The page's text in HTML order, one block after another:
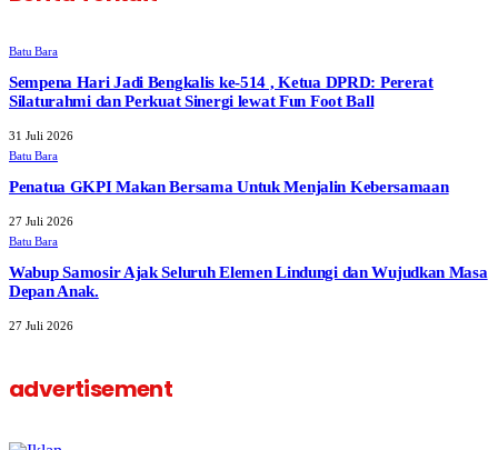
Batu Bara
Sempena Hari Jadi Bengkalis ke-514 , Ketua DPRD: Pererat
Silaturahmi dan Perkuat Sinergi lewat Fun Foot Ball
31 Juli 2026
Batu Bara
Penatua GKPI Makan Bersama Untuk Menjalin Kebersamaan
27 Juli 2026
Batu Bara
Wabup Samosir Ajak Seluruh Elemen Lindungi dan Wujudkan Masa
Depan Anak.
27 Juli 2026
advertisement